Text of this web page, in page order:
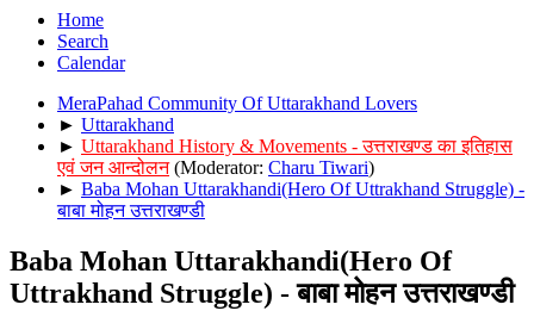
Home
Search
Calendar
MeraPahad Community Of Uttarakhand Lovers
► Uttarakhand
► Uttarakhand History & Movements - उत्तराखण्ड का इतिहास
एवं जन आन्दोलन (Moderator: Charu Tiwari)
► Baba Mohan Uttarakhandi(Hero Of Uttrakhand Struggle) -
बाबा मोहन उत्तराखण्डी
Baba Mohan Uttarakhandi(Hero Of
Uttrakhand Struggle) - बाबा मोहन उत्तराखण्डी